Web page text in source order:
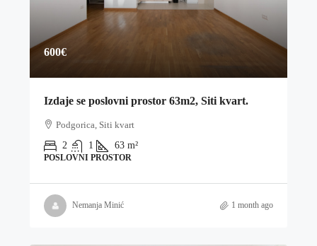
600€
Izdaje se poslovni prostor 63m2, Siti kvart.
Podgorica, Siti kvart
2
1 63 m²
POSLOVNI PROSTOR
Nemanja Minić 1 month ago